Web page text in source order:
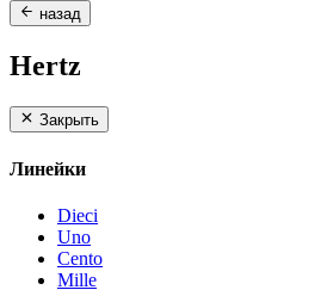
назад
Hertz
Закрыть
Линейки
Dieci
Uno
Cento
Mille